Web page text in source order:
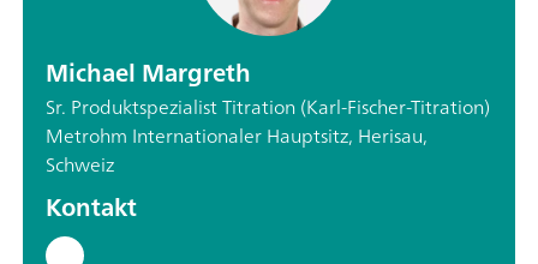
Michael Margreth
Sr. Produktspezialist Titration (Karl-Fischer-Titration)
Metrohm Internationaler Hauptsitz, Herisau,
Schweiz
Kontakt